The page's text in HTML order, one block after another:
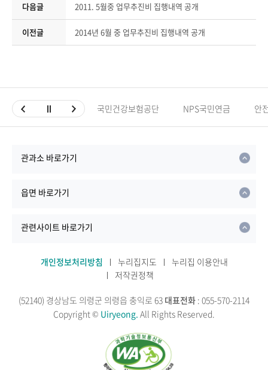
다음글 2011. 5월중 업무추진비 집행내역 공개
이전글 2014년 6월 중 업무추진비 집행내역 공개
국민건강보험공단 NPS국민연금 안
관과소 바로가기
읍면 바로가기
관련사이트 바로가기
개인정보처리방침 누리집지도
누리집 이용안내
저작권정책
(52140) 경상남도 의령군 의령읍 충익로 63 대표전화 : 055-570-2114
Copyright © Uiryeong. All Rights Reserved.